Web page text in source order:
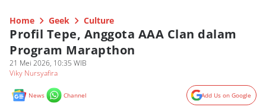
Home Geek Culture
Profil Tepe, Anggota AAA Clan dalam
Program Marapthon
21 Mei 2026, 10:35 WIB
Viky Nursyafira
News Channel Add Us on Google